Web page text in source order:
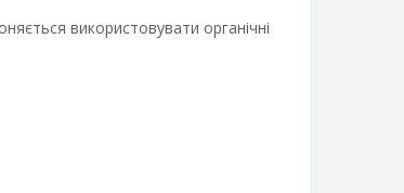
використовувати органічні